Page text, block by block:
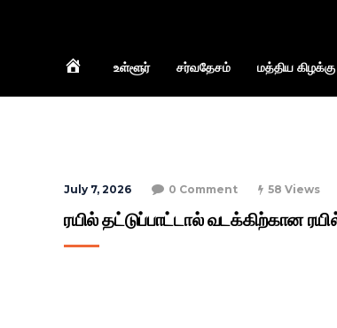
Homeஉள்ளூர் சர்வதேசம் மத்திய கிழக்கு
July 7, 2026 0 Comment 58 Views
ரயில் தட்டுப்பாட்டால் வடக்கிற்கான